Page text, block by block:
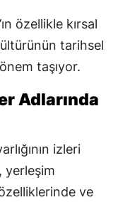
özellikle kırsal
tarihsel
taşıyor.
Adlarında
izleri
yerleşim
ve